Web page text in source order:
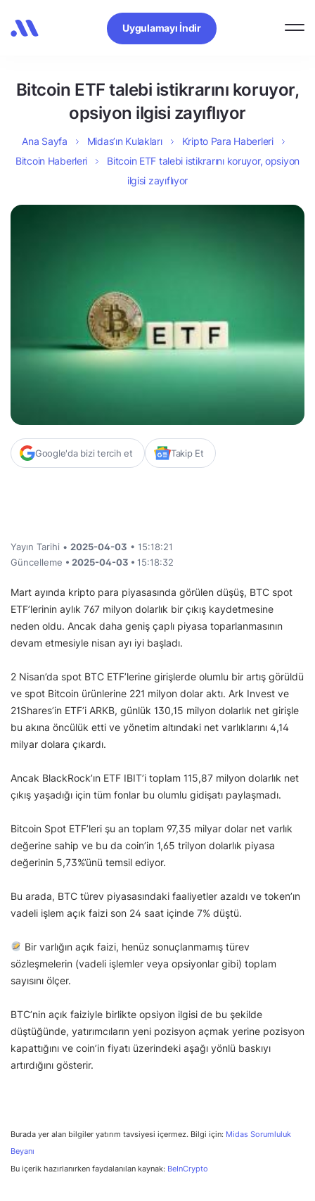
Uygulamayı İndir
Bitcoin ETF talebi istikrarını koruyor,
opsiyon ilgisi zayıflıyor
Ana Sayfa Midas’ın Kulakları
Kripto Para Haberleri
Bitcoin Haberleri
Bitcoin ETF talebi istikrarını koruyor, opsiyon
ilgisi zayıflıyor
Google'da bizi tercih et Takip Et
Yayın Tarihi • 2025-04-03 • 15:18:21
Güncelleme • 2025-04-03 • 15:18:32
Mart ayında kripto para piyasasında görülen düşüş, BTC spot
ETF’lerinin aylık 767 milyon dolarlık bir çıkış kaydetmesine
neden oldu. Ancak daha geniş çaplı piyasa toparlanmasının
devam etmesiyle nisan ayı iyi başladı.
2 Nisan’da spot BTC ETF’lerine girişlerde olumlu bir artış görüldü
ve spot Bitcoin ürünlerine 221 milyon dolar aktı. Ark Invest ve
21Shares’in ETF’i ARKB, günlük 130,15 milyon dolarlık net girişle
bu akına öncülük etti ve yönetim altındaki net varlıklarını 4,14
milyar dolara çıkardı.
Ancak BlackRock’ın ETF IBIT’i toplam 115,87 milyon dolarlık net
çıkış yaşadığı için tüm fonlar bu olumlu gidişatı paylaşmadı.
Bitcoin Spot ETF’leri şu an toplam 97,35 milyar dolar net varlık
değerine sahip ve bu da coin’in 1,65 trilyon dolarlık piyasa
değerinin 5,73%’ünü temsil ediyor.
Bu arada, BTC türev piyasasındaki faaliyetler azaldı ve token’ın
vadeli işlem açık faizi son 24 saat içinde 7% düştü.
Bir varlığın açık faizi, henüz sonuçlanmamış türev
sözleşmelerin (vadeli işlemler veya opsiyonlar gibi) toplam
sayısını ölçer.
BTC’nin açık faiziyle birlikte opsiyon ilgisi de bu şekilde
düştüğünde, yatırımcıların yeni pozisyon açmak yerine pozisyon
kapattığını ve coin’in fiyatı üzerindeki aşağı yönlü baskıyı
artırdığını gösterir.
Burada yer alan bilgiler yatırım tavsiyesi içermez. Bilgi için: Midas Sorumluluk
Beyanı
Bu içerik hazırlanırken faydalanılan kaynak: BeInCrypto